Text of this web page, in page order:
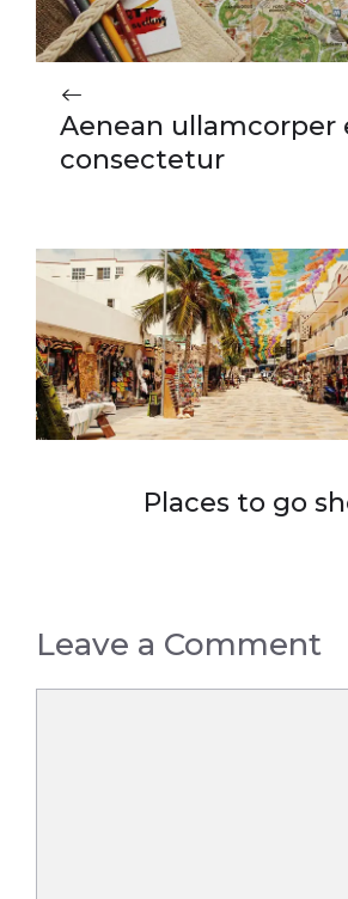
Aenean ullamcorper
consectetur
Places to go
Leave a Comment